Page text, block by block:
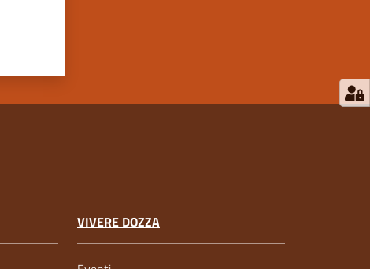
VIVERE DOZZA